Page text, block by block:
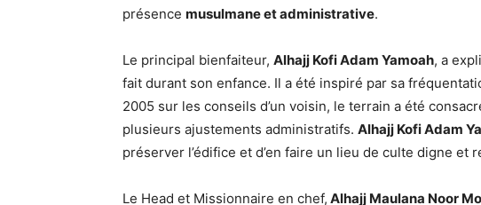
présence musulmane et administrative.
Le principal bienfaiteur, Alhajj Kofi Adam Yamoah, a
fait durant son enfance. Il a été inspiré par sa
2005 sur les conseils d’un voisin, le terrain a été
plusieurs ajustements administratifs. Alhajj Kofi Adam
préserver l’édifice et d’en faire un lieu de culte digne et
Le Head et Missionnaire en chef, Alhajj Maulana Noor